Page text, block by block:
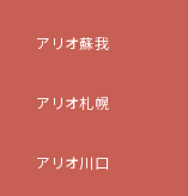
アリオ蘇我
アリオ札幌
アリオ川口